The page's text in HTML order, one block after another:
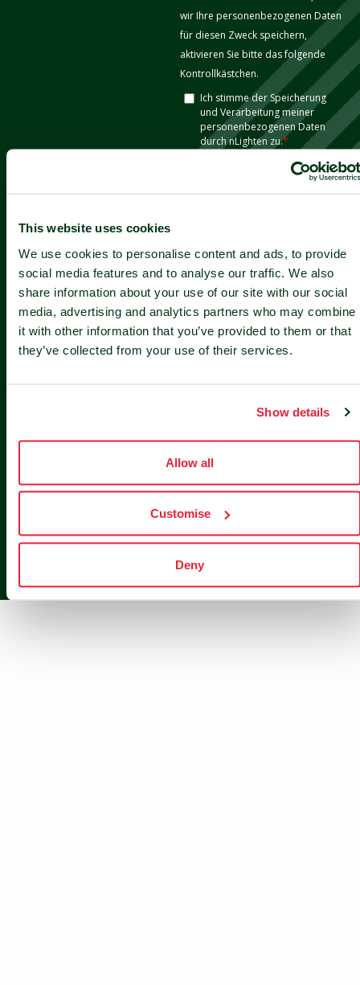
This website uses cookies
We use cookies to personalise content and ads, to provide
social media features and to analyse our traffic. We also
share information about your use of our site with our social
media, advertising and analytics partners who may combine
it with other information that you’ve provided to them or that
they’ve collected from your use of their services.
Show details
Allow all
Customise
Deny
Standorte der Edge-
Rechenzentren von
Eine europaweite Edge-
Rechenzentrumsplattform für eine
nachhaltigere digitale Zukunft.